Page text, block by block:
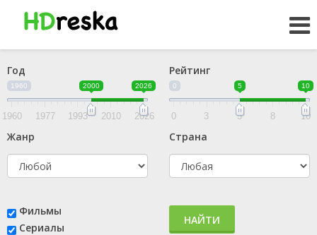
Год
1960 2000 2026
1960 1977 1993 2010 2026
Рейтинг
0 5 10
0 3 5 8 10
Жанр Страна
Фильмы
Сериалы
НАЙТИ